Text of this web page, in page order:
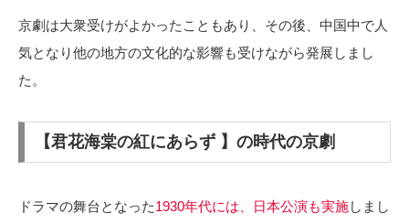
京劇は大衆受けがよかったこともあり、その後、中国中で人
気となり他の地方の文化的な影響も受けながら発展しまし
た。
【君花海棠の紅にあらず 】の時代の京劇
ドラマの舞台となった1930年代には、 日本公演も実施しまし